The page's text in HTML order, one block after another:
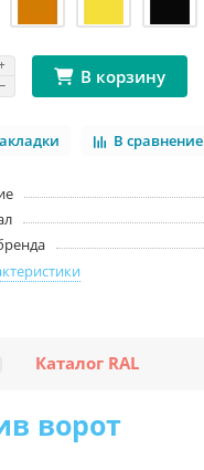
В корзину
В сравнение
Каталог RAL
ворот